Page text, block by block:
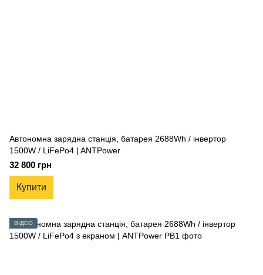
Автономна зарядна станція, батарея 2688Wh / інвертор
1500W / LiFePo4 | ANTPower
32 800 грн
Купити
ВІДЕО